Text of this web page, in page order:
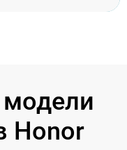
Honor